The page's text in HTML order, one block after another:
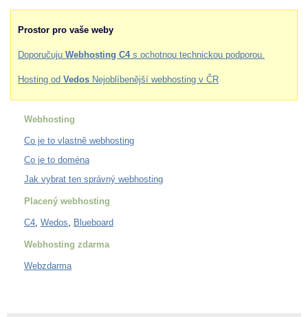
Prostor pro vaše weby
Doporučuju Webhosting C4s ochotnou technickou podporou.
Hosting od Vedos Nejoblíbenější webhosting v ČR
Webhosting
Co je to vlastně webhosting
Co je to doména
Jak vybrat ten správný webhosting
Placený webhosting
C4, Wedos, Blueboard
Webhosting zdarma
Webzdarma